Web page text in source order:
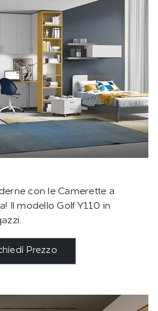
con le Camerette a
Il modello Golf Y110 in
Prezzo